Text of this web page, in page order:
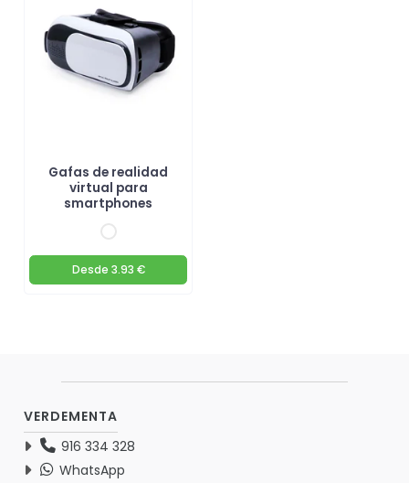
Gafas de realidad
virtual para
smartphones
Desde 3.93 €
VERDEMENTA
916 334 328
WhatsApp